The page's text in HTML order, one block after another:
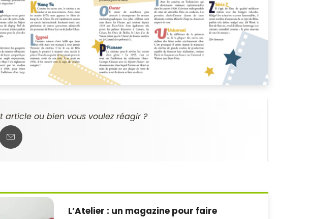
article ou bien vous voulez réagir ?
L’Atelier : un magazine pour faire